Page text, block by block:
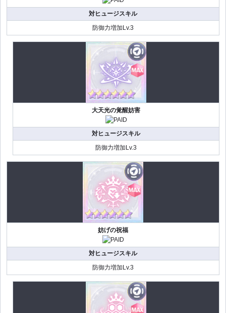
対ヒュージスキル
防御力増加Lv.3
大天光の覚醒妨害
対ヒュージスキル
防御力増加Lv.3
妨げの祝福
対ヒュージスキル
防御力増加Lv.3